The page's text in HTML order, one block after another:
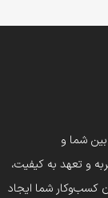
شما و
و تعهد به کیفیت،
کسب‌وکار شما ایجاد